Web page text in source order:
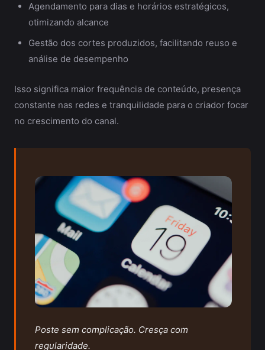
Agendamento para dias e horários estratégicos,
otimizando alcance
Gestão dos cortes produzidos, facilitando reuso e
análise de desempenho
Isso significa maior frequência de conteúdo, presença
constante nas redes e tranquilidade para o criador focar
no crescimento do canal.
Poste sem complicação. Cresça com
regularidade.